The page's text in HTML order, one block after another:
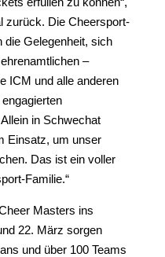
zurück. Die Cheersport-
die Gelegenheit, sich
–
ICM und alle anderen
in Schwechat
Einsatz, um unser
Das ist ein voller
Familie.“
Masters ins
22. März sorgen
und über 100 Teams